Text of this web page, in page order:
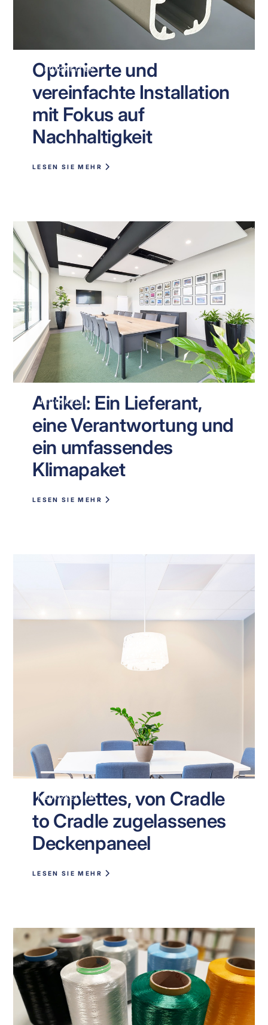
NEUIGKEITEN
Optimierte und
vereinfachte Installation
mit Fokus auf
Nachhaltigkeit
LESEN SIE MEHR
NEUIGKEITEN
Artikel: Ein Lieferant,
eine Verantwortung und
ein umfassendes
Klimapaket
LESEN SIE MEHR
NEUIGKEITEN
Komplettes, von Cradle
to Cradle zugelassenes
Deckenpaneel
LESEN SIE MEHR